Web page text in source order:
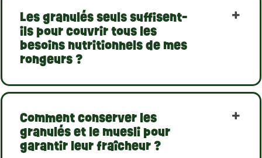
(1 avis)
Les granulés seuls suffisent-
ils pour couvrir tous les
besoins nutritionnels de mes
rongeurs ?
Comment conserver les
granulés et le muesli pour
garantir leur fraîcheur ?